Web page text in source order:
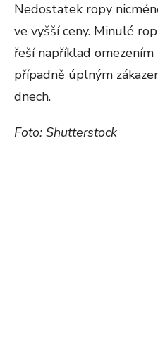
Nedostatek ropy
ve vyšší ceny. Minulé
řeší například
případně úplným
dnech.
Foto: Shutterstock